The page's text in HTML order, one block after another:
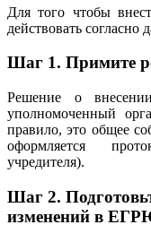
Для того чтобы
действовать согласно
Шаг 1. Примите
Решение о
уполномоченный
правило, это общее
оформляется
учредителя).
Шаг 2.
изменений в